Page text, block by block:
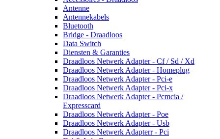
Antenne
Antennekabels
Bluetooth
Bridge - Draadloos
Data Switch
Diensten & Garanties
Draadloos Netwerk Adapter - Cf / Sd / Xd
Draadloos Netwerk Adapter - Homeplug
Draadloos Netwerk Adapter - Pci-e
Draadloos Netwerk Adapter - Pci-x
Draadloos Netwerk Adapter - Pcmcia /
Expresscard
Draadloos Netwerk Adapter - Poe
Draadloos Netwerk Adapter - Usb
Draadloos Netwerk Adapterr - Pci